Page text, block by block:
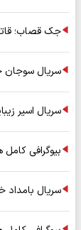
جک قصاب؛
سریال سوجان
سریال اسیر
بیوگرافی
سریال